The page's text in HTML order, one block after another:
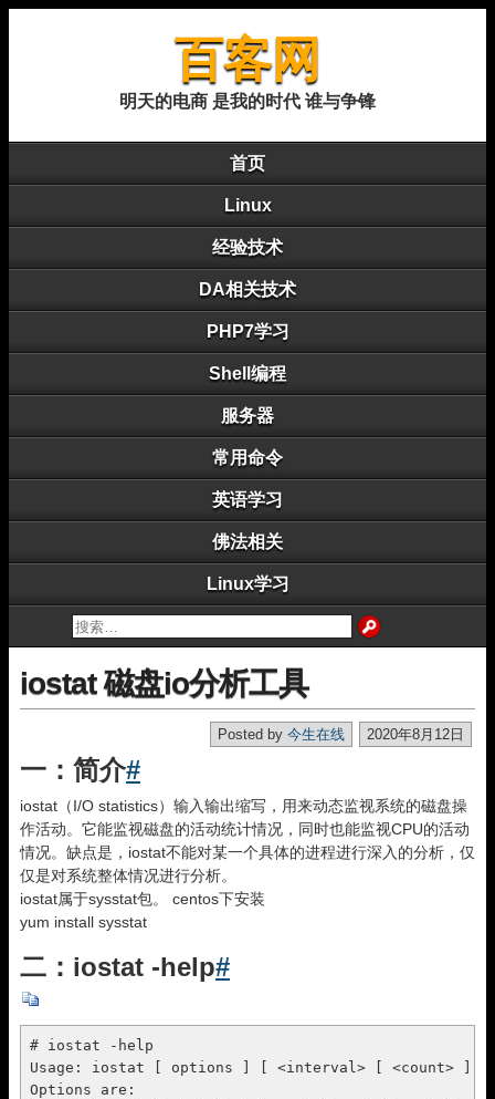
百客网
明天的电商 是我的时代 谁与争锋
首页
Linux
经验技术
DA相关技术
PHP7学习
Shell编程
服务器
常用命令
英语学习
佛法相关
Linux学习
iostat 磁盘io分析工具
2020年8月12日
Posted by 今生在线
一：简介#
iostat（I/O statistics）输入输出缩写，用来动态监视系统的磁盘操
作活动。它能监视磁盘的活动统计情况，同时也能监视CPU的活动
情况。缺点是，iostat不能对某一个具体的进程进行深入的分析，仅
仅是对系统整体情况进行分析。
iostat属于sysstat包。 centos下安装
yum install sysstat
二：iostat -help#
# iostat -help
Usage: iostat [ options ] [ <interval> [ <count> ] ]
Options are: